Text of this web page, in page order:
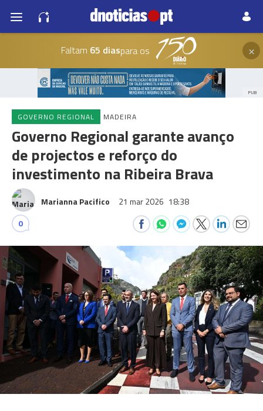
Faltam 65 diaspara os ×
PUB
GOVERNO REGIONAL MADEIRA
Governo Regional garante avanço
de projectos e reforço do
investimento na Ribeira Brava
Marianna Pacifico 21 mar 2026 18:38
0